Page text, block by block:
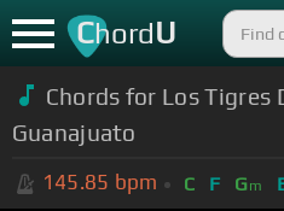
ChordU
Chords for Los Tigres
Guanajuato
145.85 bpm C F Gm